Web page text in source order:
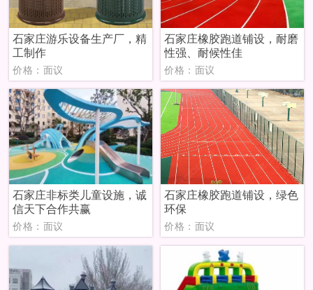
石家庄游乐设备生产厂，精
工制作
价格：面议
石家庄橡胶跑道铺设，耐磨
性强、耐候性佳
价格：面议
石家庄非标类儿童设施，诚
信天下合作共赢
价格：面议
石家庄橡胶跑道铺设，绿色
环保
价格：面议